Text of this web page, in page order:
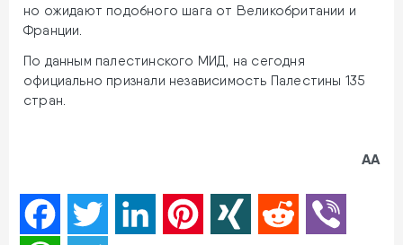
но ожидают подобного шага от Великобритании и
Франции.
По данным палестинского МИД, на сегодня
официально признали независимость Палестины 135
стран.
AA
FacebookTwitter LinkedIn Pinterest XING Reddit